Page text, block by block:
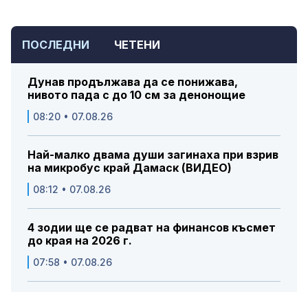
ПОСЛЕДНИ ЧЕТЕНИ
Дунав продължава да се понижава,
нивото пада с до 10 см за денонощие
08:20 • 07.08.26
Най-малко двама души загинаха при взрив
на микробус край Дамаск (ВИДЕО)
08:12 • 07.08.26
4 зодии ще се радват на финансов късмет
до края на 2026 г.
07:58 • 07.08.26